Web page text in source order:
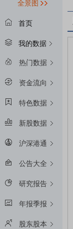
全景图
首页
我的数据
热门数据
资金流向
特色数据
新股数据
沪深港通
公告大全
研究报告
年报季报
股东股本